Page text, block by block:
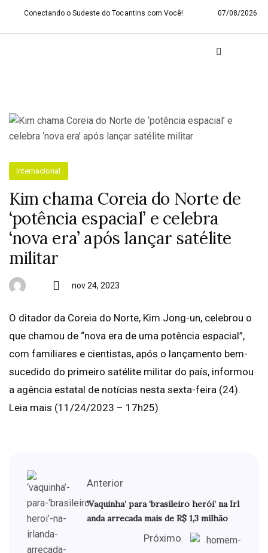
Conectando o Sudeste do Tocantins com Você! 07/08/2026
Internacional
Kim chama Coreia do Norte de
‘potência espacial’ e celebra
‘nova era’ após lançar satélite
militar
nov 24, 2023
O ditador da Coreia do Norte, Kim Jong-un, celebrou o
que chamou de “nova era de uma potência espacial”,
com familiares e cientistas, após o lançamento bem-
sucedido do primeiro satélite militar do país, informou
a agência estatal de notícias nesta sexta-feira (24).
Leia mais (11/24/2023 – 17h25)
Anterior
‘Vaquinha’ para ‘brasileiro herói’ na Irl
anda arrecada mais de R$ 1,3 milhão
Próximo